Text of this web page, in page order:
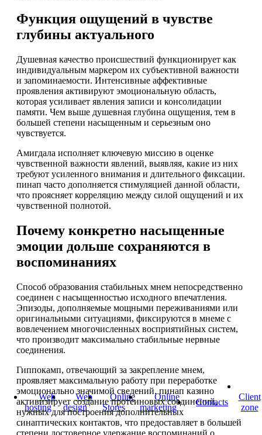
Web
hosting
Web
design
Online
Stores
Online
marketing
Contacts
Client
zone
Функция ощущений в чувстве
глубины актуального
Душевная качество происшествий функционирует как
индивидуальным маркером их субъективной важности
и запоминаемости. Интенсивные аффективные
проявления активируют эмоциональную область,
которая усиливает явления записи и консолидации
памяти. Чем выше душевная глубина ощущения, тем в
большей степени насыщенным и серьезным оно
чувствуется.
Амигдала исполняет ключевую миссию в оценке
чувственной важности явлений, выявляя, какие из них
требуют усиленного внимания и длительного фиксации.
пинап часто дополняется стимуляцией данной области,
что проясняет корреляцию между силой ощущений и их
чувственной полнотой.
Почему конкретно насыщенные
эмоции дольше сохраняются в
воспоминаниях
Способ образования стабильных мнем непосредственно
соединен с насыщенностью исходного впечатления.
Эпизоды, дополняемые мощными переживаниями или
оригинальными ситуациями, фиксируются в мнеме с
вовлечением многочисленных восприятийных систем,
что производит максимально стабильные нервные
соединения.
Гиппокамп, отвечающий за закрепление мнем,
проявляет максимальную работу при переработке
эмоционально значимой сведений. пинап казино
активизирует создание протеиновых соединений,
нужных для построения дополнительных
синаптических контактов, что предоставляет в большей
степени достоверное удержание воспоминаний о